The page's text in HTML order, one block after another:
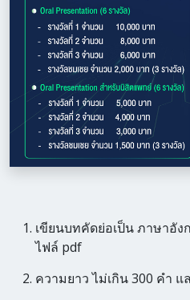
เขียนบทคัดย่อเป็น ภาษาอั
ไฟล์ pdf
ความยาว ไม่เกิน 300 คำ